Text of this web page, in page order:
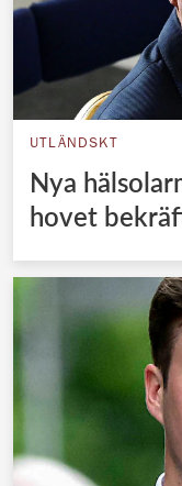
UTLÄNDSKT
Nya
hovet